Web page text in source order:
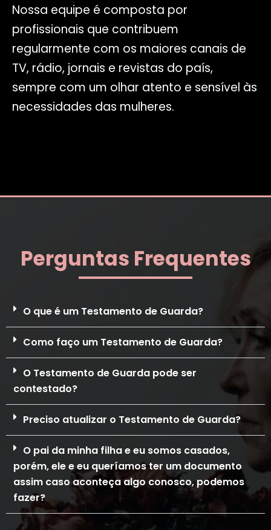
Nossa equipe é composta por
profissionais que contribuem
regularmente com os maiores canais de
TV, rádio, jornais e revistas do país,
sempre com um olhar atento e sensível às
necessidades das mulheres.
Perguntas Frequentes
O que é um Testamento de Guarda?
Como faço um Testamento de Guarda?
O Testamento de Guarda pode ser
contestado?
Preciso atualizar o Testamento de Guarda?
O pai da minha filha e eu somos casados,
porém, ele e eu queríamos ter um documento
assim caso aconteça algo conosco, podemos
fazer?